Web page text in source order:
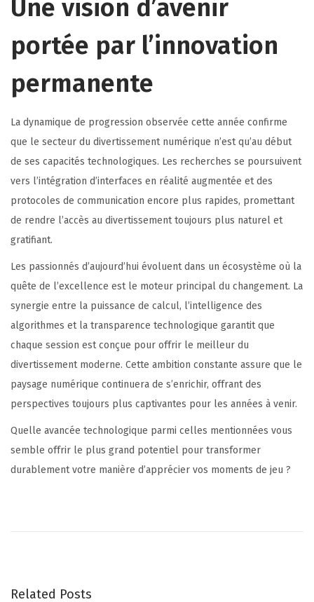
Une vision d’avenir
portée par l’innovation
permanente
La dynamique de progression observée cette année confirme
que le secteur du divertissement numérique n’est qu’au début
de ses capacités technologiques. Les recherches se poursuivent
vers l’intégration d’interfaces en réalité augmentée et des
protocoles de communication encore plus rapides, promettant
de rendre l’accès au divertissement toujours plus naturel et
gratifiant.
Les passionnés d’aujourd’hui évoluent dans un écosystème où la
quête de l’excellence est le moteur principal du changement. La
synergie entre la puissance de calcul, l’intelligence des
algorithmes et la transparence technologique garantit que
chaque session est conçue pour offrir le meilleur du
divertissement moderne. Cette ambition constante assure que le
paysage numérique continuera de s’enrichir, offrant des
perspectives toujours plus captivantes pour les années à venir.
Quelle avancée technologique parmi celles mentionnées vous
semble offrir le plus grand potentiel pour transformer
durablement votre manière d’apprécier vos moments de jeu ?
e
Related Posts